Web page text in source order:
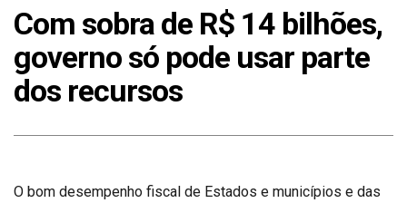
Com sobra de R$ 14 bilhões,
governo só pode usar parte
dos recursos
O bom desempenho fiscal de Estados e municípios e das